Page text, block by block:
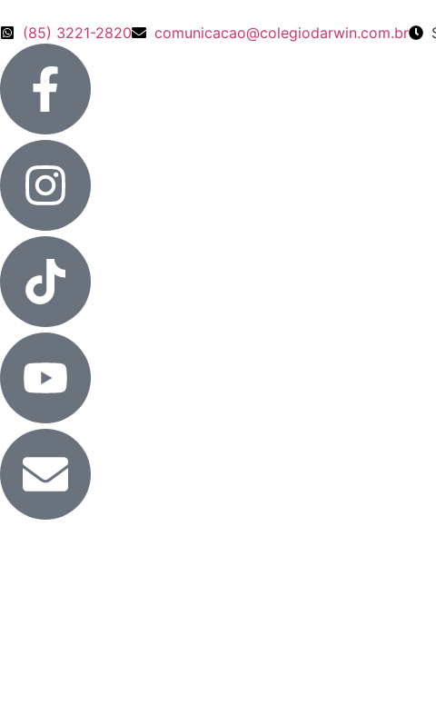
(85) 3221-2820 comunicacao@colegiodarwin.com.br